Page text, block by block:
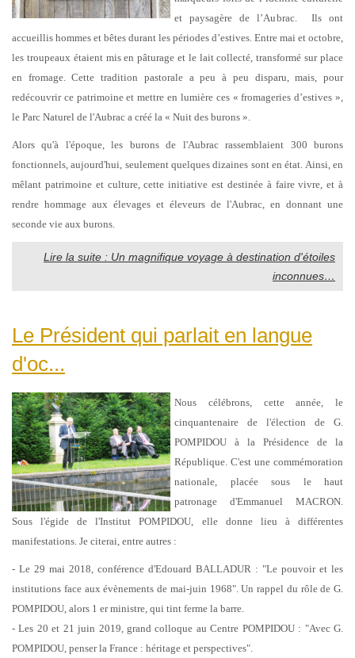
et paysagère de l’Aubrac. Ils ont
accueillis hommes et bêtes durant les périodes d’estives. Entre mai et octobre,
les troupeaux étaient mis en pâturage et le lait collecté, transformé sur place
en fromage. Cette tradition pastorale a peu à peu disparu, mais, pour
redécouvrir ce patrimoine et mettre en lumière ces « fromageries d’estives »,
le Parc Naturel de l'Aubrac a créé la « Nuit des burons ».
Alors qu'à l'époque, les burons de l'Aubrac rassemblaient 300 burons
fonctionnels, aujourd'hui, seulement quelques dizaines sont en état. Ainsi, en
mêlant patrimoine et culture, cette initiative est destinée à faire vivre, et à
rendre hommage aux élevages et éleveurs de l'Aubrac, en donnant une
seconde vie aux burons.
Lire la suite : Un magnifique voyage à destination d'étoiles
inconnues…
Le Président qui parlait en langue
d'oc...
Nous célébrons, cette année, le
cinquantenaire de l'élection de G.
POMPIDOU à la Présidence de la
République. C'est une commémoration
nationale, placée sous le haut
patronage d'Emmanuel MACRON.
Sous l'égide de l'Institut POMPIDOU, elle donne lieu à différentes
manifestations. Je citerai, entre autres :
- Le 29 mai 2018, conférence d'Edouard BALLADUR : "Le pouvoir et les
institutions face auxévènements de mai-juin 1968". Un rappel du rôle de G.
POMPIDOU, alors 1 er ministre, qui tint ferme la barre.
- Les 20 et 21 juin 2019, grand colloque au Centre POMPIDOU : "Avec G.
POMPIDOU, penser la France : héritage et perspectives".